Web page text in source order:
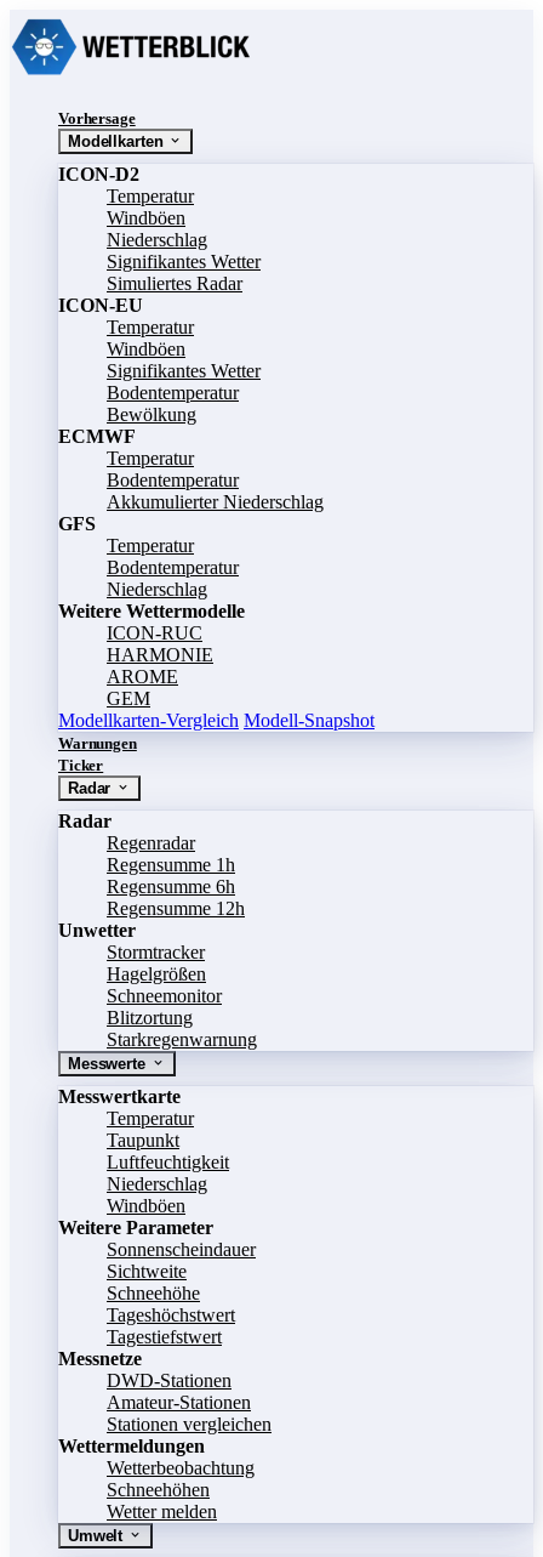
Vorhersage
Modellkarten
ICON-D2
Temperatur
Windböen
Niederschlag
Signifikantes Wetter
Simuliertes Radar
ICON-EU
Temperatur
Windböen
Signifikantes Wetter
Bodentemperatur
Bewölkung
ECMWF
Temperatur
Bodentemperatur
Akkumulierter Niederschlag
GFS
Temperatur
Bodentemperatur
Niederschlag
Weitere Wettermodelle
ICON-RUC
HARMONIE
AROME
GEM
Modellkarten-Vergleich Modell-Snapshot
Warnungen
Ticker
Radar
Radar
Regenradar
Regensumme 1h
Regensumme 6h
Regensumme 12h
Unwetter
Stormtracker
Hagelgrößen
Schneemonitor
Blitzortung
Starkregenwarnung
Messwerte
Messwertkarte
Temperatur
Taupunkt
Luftfeuchtigkeit
Niederschlag
Windböen
Weitere Parameter
Sonnenscheindauer
Sichtweite
Schneehöhe
Tageshöchstwert
Tagestiefstwert
Messnetze
DWD-Stationen
Amateur-Stationen
Stationen vergleichen
Wettermeldungen
Wetterbeobachtung
Schneehöhen
Wetter melden
Umwelt